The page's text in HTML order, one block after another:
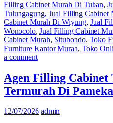
Filling Cabinet Murah Di Tuban,
Tulungagung, Jual Filling Cabinet
Cabinet Murah Di Wiyung, Jual
Wonocolo, Jual Filling Cabinet
Cabinet Murah, Situbondo, Toko
Furniture Kantor Murah, Toko
a comment
Agen Filling Cabinet
Termurah Di
12/07/2026 admin